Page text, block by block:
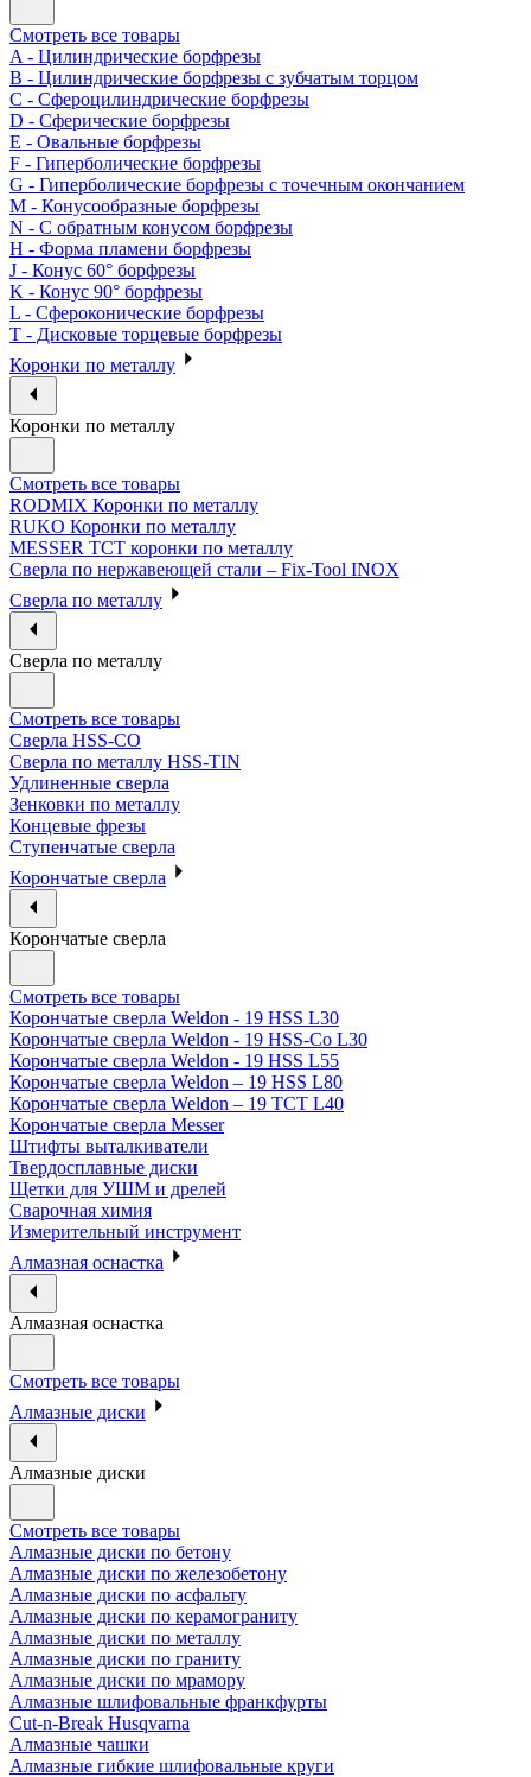
Смотреть все товары
A - Цилиндрические борфрезы
B - Цилиндрические борфрезы с зубчатым торцом
C - Сфероцилиндрические борфрезы
D - Сферические борфрезы
E - Овальные борфрезы
F - Гиперболические борфрезы
G - Гиперболические борфрезы с точечным окончанием
M - Конусообразные борфрезы
N - С обратным конусом борфрезы
H - Форма пламени борфрезы
J - Конус 60° борфрезы
K - Конус 90° борфрезы
L - Сфероконические борфрезы
T - Дисковые торцевые борфрезы
Коронки по металлу
Коронки по металлу
Смотреть все товары
RODMIX Коронки по металлу
RUKO Коронки по металлу
MESSER ТСТ коронки по металлу
Сверла по нержавеющей стали – Fix-Tool INOX
Сверла по металлу
Сверла по металлу
Смотреть все товары
Сверла HSS-CO
Сверла по металлу HSS-TIN
Удлиненные сверла
Зенковки по металлу
Концевые фрезы
Ступенчатые сверла
Корончатые сверла
Корончатые сверла
Смотреть все товары
Корончатые сверла Weldon - 19 HSS L30
Корончатые сверла Weldon - 19 HSS-Co L30
Корончатые сверла Weldon - 19 HSS L55
Корончатые сверла Weldon – 19 HSS L80
Корончатые сверла Weldon – 19 TCT L40
Корончатые сверла Messer
Штифты выталкиватели
Твердосплавные диски
Щетки для УШМ и дрелей
Сварочная химия
Измерительный инструмент
Алмазная оснастка
Алмазная оснастка
Смотреть все товары
Алмазные диски
Алмазные диски
Смотреть все товары
Алмазные диски по бетону
Алмазные диски по железобетону
Алмазные диски по асфальту
Алмазные диски по керамограниту
Алмазные диски по металлу
Алмазные диски по граниту
Алмазные диски по мрамору
Алмазные шлифовальные франкфурты
Cut-n-Break Husqvarna
Алмазные чашки
Алмазные гибкие шлифовальные круги